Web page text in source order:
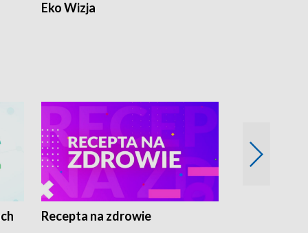
Eko Wizja
Recepta na zdrowie